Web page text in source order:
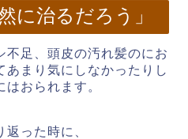
に治るだろう」
不足、頭皮の汚れ髪のにお
あまり気にしなかったりし
おられます。
った時に、